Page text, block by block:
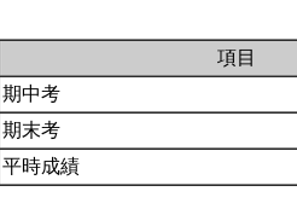
項目
期中考
期末考
平時成績